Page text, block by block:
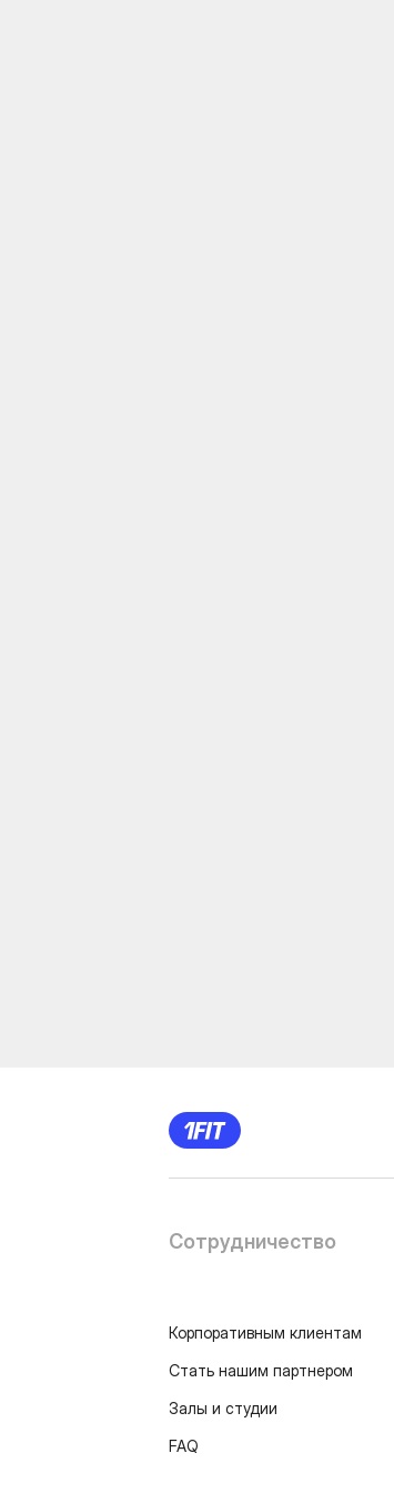
Сотрудничество
Корпоративным клиентам
Стать нашим партнером
Залы и студии
FAQ